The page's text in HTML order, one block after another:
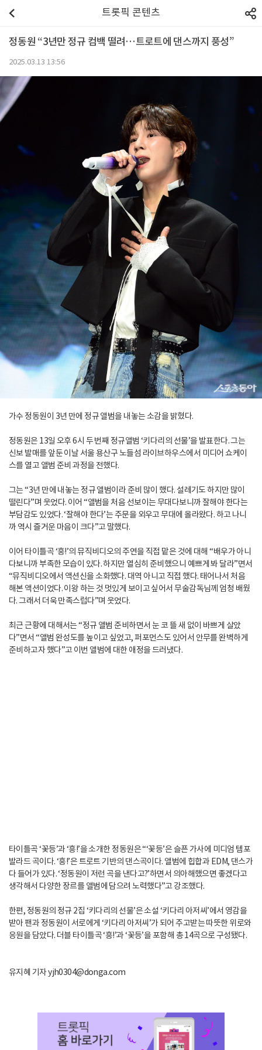
트롯픽 콘텐츠
정동원 “3년만 정규 컴백 떨려…트로트에 댄스까지 풍성”
2025.03.13 13:56
가수 정동원이 3년 만에 정규 앨범을 내놓는 소감을 밝혔다.
정동원은 13일 오후 6시 두 번째 정규앨범 ‘키다리의 선물’을 발표한다. 그는
신보 발매를 앞둔 이날 서울 용산구 노들섬 라이브하우스에서 미디어 쇼케이
스를 열고 앨범 준비 과정을 전했다.
그는 “3년 만에 내놓는 정규 앨범이라 준비 많이 했다. 설레기도 하지만 많이
떨린다”며 웃었다. 이어 “앨범을 처음 선보이는 무대다보니까 잘해야 한다는
부담감도 있었다. ‘잘해야 한다’는 주문을 외우고 무대에 올라왔다. 하고 나니
까 역시 즐거운 마음이 크다”고 말했다.
이어 타이틀곡 ‘흥!’의 뮤직비디오의 주연을 직접 맡은 것에 대해 “배우가 아니
다보니까 부족한 모습이 있다. 하지만 열심히 준비했으니 예쁘게 봐 달라”면서
“뮤직비디오에서 액션신을 소화했다. 대역 아니고 직접 했다. 태어나서 처음
해본 액션이었다. 이왕 하는 것 멋있게 보이고 싶어서 무술감독님께 엄청 배웠
다. 그래서 더욱 만족스럽다”며 웃었다.
최근 근황에 대해서는 “정규 앨범 준비하면서 눈 코 뜰 새 없이 바쁘게 살았
다”면서 “앨범 완성도를 높이고 싶었고, 퍼포먼스도 있어서 안무를 완벽하게
준비하고자 했다”고 이번 앨범에 대한 애정을 드러냈다.
타이틀곡 ‘꽃등’과 ‘흥!’을 소개한 정동원은 “‘꽃등’은 슬픈 가사에 미디엄 템포
발라드 곡이다. ‘흥!’은 트로트 기반의 댄스곡이다. 앨범에 힙합과 EDM, 댄스가
다 들어가 있다. ‘정동원이 저런 곡을 낸다고?’하면서 의아해했으면 좋겠다고
생각해서 다양한 장르를 앨범에 담으려 노력했다”고 강조했다.
한편, 정동원의 정규 2집 ‘키다리의 선물’은 소설 ‘키다리 아저씨’에서 영감을
받아 팬과 정동원이 서로에게 ‘키다리 아저씨’가 되어 주고받는 따뜻한 위로와
응원을 담았다. 더블 타이틀곡 ‘흥!’과 ‘꽃등’을 포함해 총 14곡으로 구성됐다.
유지혜 기자 yjh0304@donga.com